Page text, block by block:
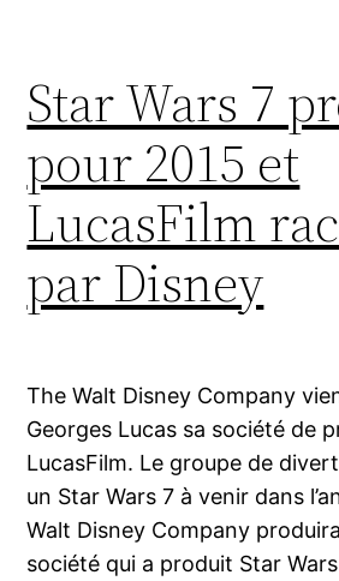
Star Wars 7
pour 2015 et
LucasFilm
par Disney
The Walt Disney Company
Georges Lucas sa société de
LucasFilm. Le groupe de
un Star Wars 7 à venir dans
Walt Disney Company
société qui a produit Star